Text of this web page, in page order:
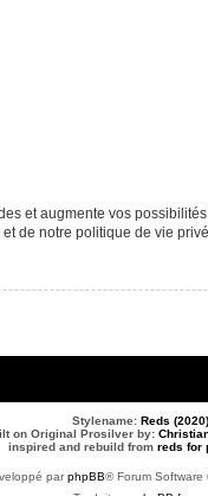
et augmente vos
de notre politique de vie
Stylename: Reds (2020)
on Original Prosilver by:
inspired and rebuild from reds for
parphpBB® Forum Software